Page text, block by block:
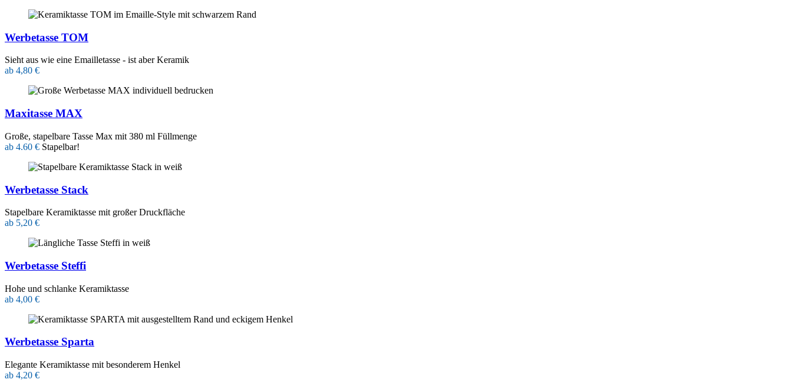
Werbetasse TOM
Sieht aus wie eine Emailletasse - ist aber Keramik
ab 4,80 €
Maxitasse MAX
Große, stapelbare Tasse Max mit 380 ml Füllmenge
ab 4.60 € Stapelbar!
Werbetasse Stack
Stapelbare Keramiktasse mit großer Druckfläche
ab 5,20 €
Werbetasse Steffi
Hohe und schlanke Keramiktasse
ab 4,00 €
Werbetasse Sparta
Elegante Keramiktasse mit besonderem Henkel
ab 4,20 €